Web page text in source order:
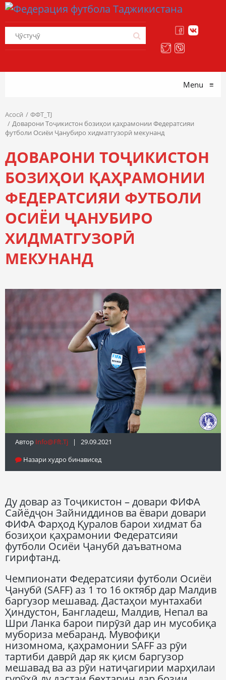
Menu ≡
Асосӣ
ФФТ_TJ
Доварони Тоҷикистон бозиҳои қаҳрамонии Федератсияи
футболи Осиёи Ҷанубиро хидматгузорӣ мекунанд
ДОВАРОНИ ТОҶИКИСТОН
БОЗИҲОИ ҚАҲРАМОНИИ
ФЕДЕРАТСИЯИ ФУТБОЛИ
ОСИЁИ ҶАНУБИРО
ХИДМАТГУЗОРӢ
МЕКУНАНД
Автор Info@fft.tj | 29.09.2021
Назари худро бинависед
Ду довар аз Тоҷикистон – довари ФИФА
Сайёдҷон Зайниддинов ва ёвари довари
ФИФА Фарҳод Қуралов барои хидмат ба
бозиҳои қаҳрамонии Федератсияи
футболи Осиёи Ҷанубӣ даъватнома
гирифтанд.
Чемпионати Федератсияи футболи Осиёи
Ҷанубӣ (SAFF) аз 1 то 16 октябр дар Малдив
баргузор мешавад. Дастаҳои мунтахаби
Ҳиндустон, Бангладеш, Малдив, Непал ва
Шри Ланка барои пирӯзӣ дар ин мусобиқа
мубориза мебаранд. Мувофиқи
низомнома, қаҳрамонии SAFF аз рӯи
тартиби даврӣ дар як қисм баргузор
мешавад ва аз рӯи натиҷагирии марҳилаи